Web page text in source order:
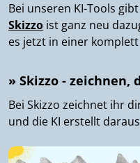
Bei unseren KI-Tools
Skizzo ist ganz neu
es jetzt in einer
» Skizzo - zeichnen,
Bei Skizzo zeichnet ihr
und die KI erstellt